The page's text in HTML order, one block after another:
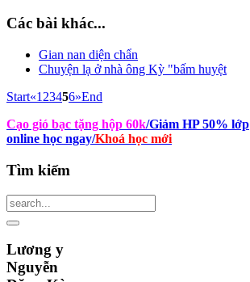
Các bài khác...
Gian nan diện chẩn
Chuyện lạ ở nhà ông Kỳ "bấm huyệt
Start«1 23456»End
Cạo gió bạc tặng hộp 60k/Giảm HP 50% lớp
online học ngay/Khoá học mới
Tìm kiếm
Lương y
Nguyễn